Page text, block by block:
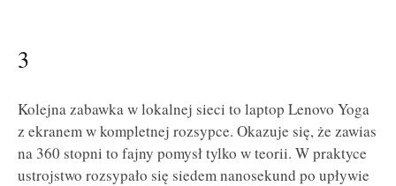
3
Kolejna zabawka w lokalnej sieci to laptop Lenovo Yoga
z ekranem w kompletnej rozsypce. Okazuje się, że zawias
na 360 stopni to fajny pomysł tylko w teorii. W praktyce
ustrojstwo rozsypało się siedem nanosekund po upływie